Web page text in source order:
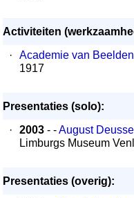
Activiteiten
·
Academie van
1917
Presentaties (solo):
·
2003 - -August
Limburgs Museum
Presentaties (overig):